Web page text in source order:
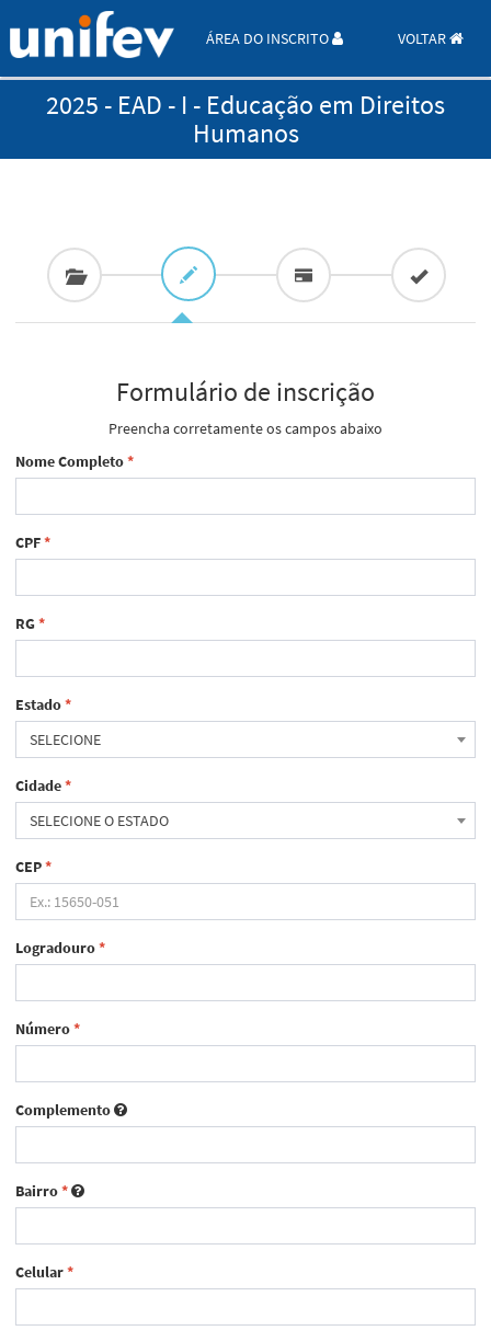
ÁREA DO INSCRITO VOLTAR
2025 - EAD - I - Educação em Direitos
Humanos
Formulário de inscrição
Preencha corretamente os campos abaixo
Nome Completo*
CPF*
RG*
Estado*
SELECIONE
Cidade*
SELECIONE O ESTADO
CEP*
Logradouro*
Número*
Complemento
Bairro*
Celular*